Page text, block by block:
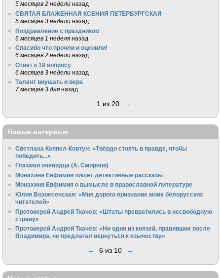
5 месяцев 2 недели назад
СВЯТАЯ БЛАЖЕННАЯ КСЕНИЯ ПЕТЕРБУРГСКАЯ
5 месяцев 3 недели назад
Поздравление с праздником
6 месяцев 1 неделя назад
Спасибо что прочли и оценили!
6 месяцев 2 недели назад
Ответ к 18 вопросу
6 месяцев 3 недели назад
Талант внушать и вера
7 месяцев 3 дня назад
1 из 20 →
Новые интервью
Светлана Коппел-Ковтун: «Твёрдо стоять в правде, чтобы
победить...»
Глазами очевидца (А. Смирнов)
Монахиня Евфимия пишет детективные рассказы
Монахиня Евфимия о вымысле в православной литературе
Юлия Вознесенская: «Мне дорого признание моих белорусских
читателей»
Протоиерей Андрей Ткачев: «Штаты превратились в несвободную
страну»
Протоиерей Андрей Ткачёв: «Ни один из князей, правивших после
Владимира, не предлагал вернуться к язычеству»
← 6 из 10 →